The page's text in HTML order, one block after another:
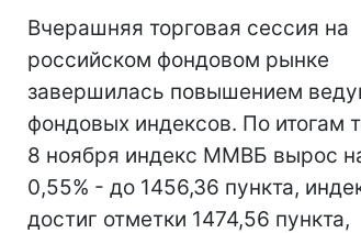
Вчерашняя торговая сессия на
российском фондовом рынке
завершилась повышением
фондовых индексов. По итогам
8 ноября индекс ММВБ вырос
0,55% - до 1456,36 пункта,
достиг отметки 1474,56 пункта,